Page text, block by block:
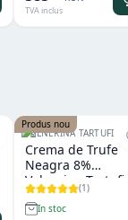
TVA inclus
Produs nou
VALNERINA TARTUFI
Crema de Trufe
Neagra 8%
Valnerina Tartufi
500 gr
(1)
In stoc